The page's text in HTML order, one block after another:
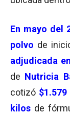
En mayo del
polvo de
adjudicada
de Nutricia
cotizó
kilos de